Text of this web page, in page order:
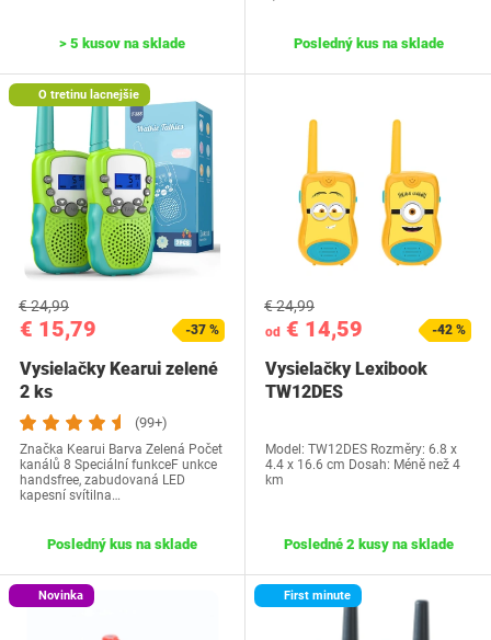
> 5 kusov na sklade Posledný kus na sklade
O tretinu lacnejšie
€ 15,79
€ 24,99
-37 %
Vysielačky Kearui zelené
2 ks
(99+)
Značka Kearui Barva Zelená Počet
kanálů 8 Speciální funkceF unkce
handsfree, zabudovaná LED
kapesní svítilna…
Posledný kus na sklade
od € 14,59
€ 24,99
-42 %
Vysielačky Lexibook
TW12DES
Model: TW12DES Rozměry: 6.8 x
4.4 x 16.6 cm Dosah: Méně než 4
km
Posledné 2 kusy na sklade
Novinka First minute